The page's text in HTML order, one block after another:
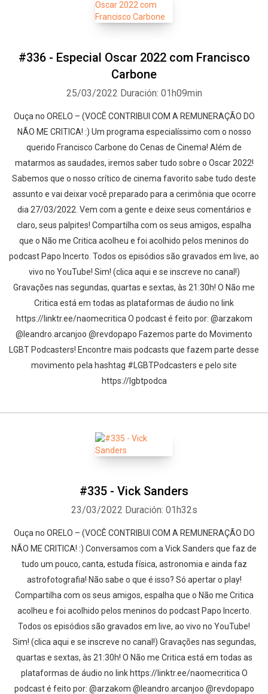
#336 - Especial Oscar 2022 com Francisco
Carbone
25/03/2022 Duración: 01h09min
Ouça no ORELO – (VOCÊ CONTRIBUI COM A REMUNERAÇÃO DO
NÃO ME CRITICA! :) Um programa especialíssimo com o nosso
querido Francisco Carbone do Cenas de Cinema! Além de
matarmos as saudades, iremos saber tudo sobre o Oscar 2022!
Sabemos que o nosso crítico de cinema favorito sabe tudo deste
assunto e vai deixar você preparado para a cerimônia que ocorre
dia 27/03/2022. Vem com a gente e deixe seus comentários e
claro, seus palpites! Compartilha com os seus amigos, espalha
que o Não me Critica acolheu e foi acolhido pelos meninos do
podcast Papo Incerto. Todos os episódios são gravados em live, ao
vivo no YouTube! Sim! (clica aqui e se inscreve no canal!)
Gravações nas segundas, quartas e sextas, às 21:30h! O Não me
Critica está em todas as plataformas de áudio no link
https://linktr.ee/naomecritica O podcast é feito por: @arzakom
@leandro.arcanjoo @revdopapo Fazemos parte do Movimento
LGBT Podcasters! Encontre mais podcasts que fazem parte desse
movimento pela hashtag #LGBTPodcasters e pelo site
https://lgbtpodca
#335 - Vick Sanders
23/03/2022 Duración: 01h32s
Ouça no ORELO – (VOCÊ CONTRIBUI COM A REMUNERAÇÃO DO
NÃO ME CRITICA! :) Conversamos com a Vick Sanders que faz de
tudo um pouco, canta, estuda física, astronomia e ainda faz
astrofotografia! Não sabe o que é isso? Só apertar o play!
Compartilha com os seus amigos, espalha que o Não me Critica
acolheu e foi acolhido pelos meninos do podcast Papo Incerto.
Todos os episódios são gravados em live, ao vivo no YouTube!
Sim! (clica aqui e se inscreve no canal!) Gravações nas segundas,
quartas e sextas, às 21:30h! O Não me Critica está em todas as
plataformas de áudio no link https://linktr.ee/naomecritica O
podcast é feito por: @arzakom @leandro.arcanjoo @revdopapo